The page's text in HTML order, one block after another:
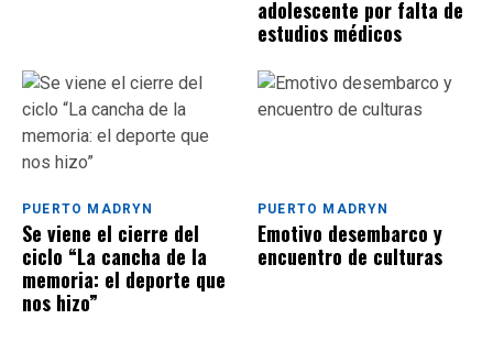
adolescente por falta de
estudios médicos
PUERTO MADRYN
Se viene el cierre del
ciclo “La cancha de la
memoria: el deporte que
nos hizo”
PUERTO MADRYN
Emotivo desembarco y
encuentro de culturas